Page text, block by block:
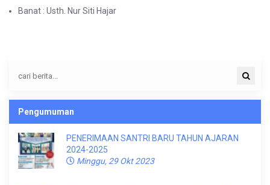
Banat : Usth. Nur Siti Hajar
Pengumuman
PENERIMAAN SANTRI BARU TAHUN AJARAN
2024-2025
Minggu, 29 Okt 2023